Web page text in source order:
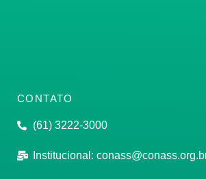
CONTATO
(61) 3222-3000
Institucional: